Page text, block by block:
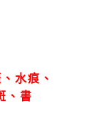
水痕、
、書